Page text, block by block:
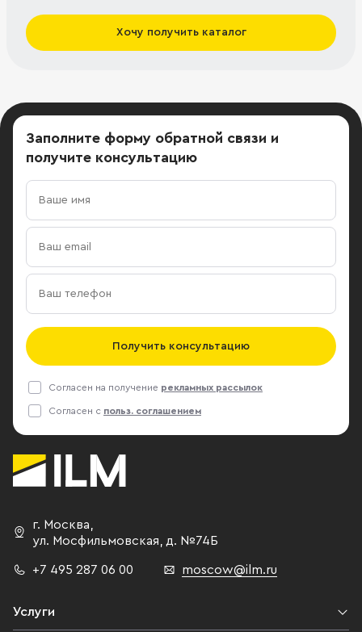
Хочу получить каталог
Заполните форму обратной связи и
получите консультацию
Получить консультацию
Согласен на получение рекламных рассылок
Согласен с польз. соглашением
г. Москва,
ул. Мосфильмовская, д. №74Б
+7 495 287 06 00 moscow@ilm.ru
Услуги